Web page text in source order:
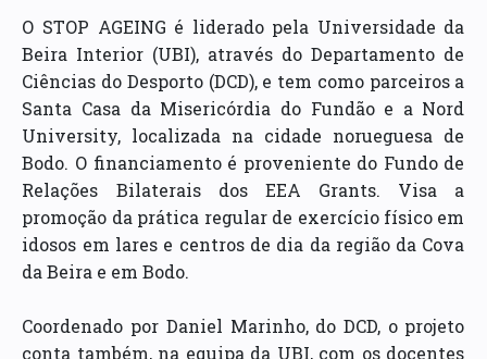
O STOP AGEING é liderado pela Universidade da
Beira Interior (UBI), através do Departamento de
Ciências do Desporto (DCD), e tem como parceiros a
Santa Casa da Misericórdia do Fundão e a Nord
University, localizada na cidade norueguesa de
Bodo. O financiamento é proveniente do Fundo de
Relações Bilaterais dos EEA Grants. Visa a
promoção da prática regular de exercício físico em
idosos em lares e centros de dia da região da Cova
da Beira e em Bodo.
Coordenado por Daniel Marinho, do DCD, o projeto
conta também, na equipa da UBI, com os docentes